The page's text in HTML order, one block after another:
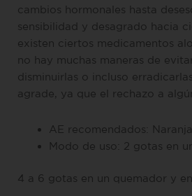
cambios hormonales hasta
sensibilidad y desagrado hacia
existen ciertos medicamentos
no hay muchas maneras de
disminuirlas o incluso
agrade, ya que el rechazo a
AE recomendados:
Modo de uso: 2 gotas en
4 a 6 gotas en un quemador y